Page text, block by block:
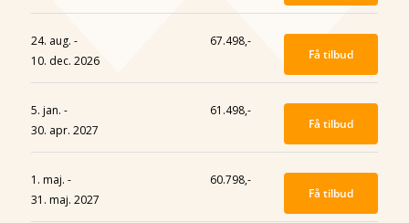
24. aug. -
10. dec. 2026
67.498,-
Få tilbud
5. jan. -
30. apr. 2027
61.498,-
Få tilbud
1. maj. -
31. maj. 2027
60.798,-
Få tilbud